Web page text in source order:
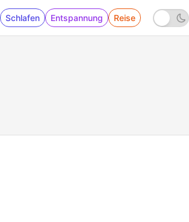
Schlafen Entspannung Reise